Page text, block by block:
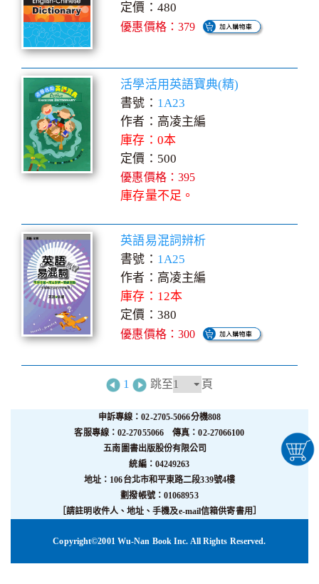
定價：480
優惠價格：379
活學活用英語寶典(精)
書號： 1A23
作者：高凌主編
庫存：0本
定價：500
優惠價格：395
庫存量不足。
英語易混詞辨析
書號： 1A25
作者：高凌主編
庫存：12本
定價：380
優惠價格：300
1 跳至 頁
申訴專線：02-2705-5066分機808
客服專線：02-27055066 傳真：02-27066100
五南圖書出版股份有限公司
統編：04249263
地址：106台北市和平東路二段339號4樓
劃撥帳號：01068953
［請註明收件人、地址、手機及e-mail信箱供寄書用］
Copyright©2001 Wu-Nan Book Inc. All Rights Reserved.